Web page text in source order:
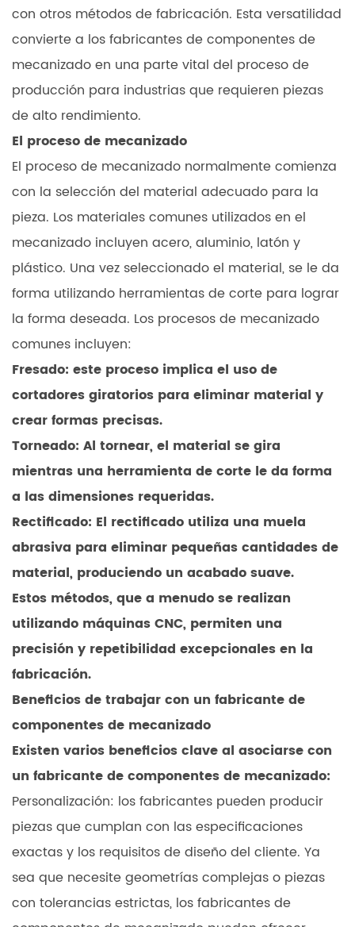
con otros métodos de fabricación. Esta versatilidad
convierte a los fabricantes de componentes de
mecanizado en una parte vital del proceso de
producción para industrias que requieren piezas
de alto rendimiento.
El proceso de mecanizado
El proceso de mecanizado normalmente comienza
con la selección del material adecuado para la
pieza. Los materiales comunes utilizados en el
mecanizado incluyen acero, aluminio, latón y
plástico. Una vez seleccionado el material, se le da
forma utilizando herramientas de corte para lograr
la forma deseada. Los procesos de mecanizado
comunes incluyen:
Fresado: este proceso implica el uso de
cortadores giratorios para eliminar material y
crear formas precisas.
Torneado: Al tornear, el material se gira
mientras una herramienta de corte le da forma
a las dimensiones requeridas.
Rectificado: El rectificado utiliza una muela
abrasiva para eliminar pequeñas cantidades de
material, produciendo un acabado suave.
Estos métodos, que a menudo se realizan
utilizando máquinas CNC, permiten una
precisión y repetibilidad excepcionales en la
fabricación.
Beneficios de trabajar con un fabricante de
componentes de mecanizado
Existen varios beneficios clave al asociarse con
un fabricante de componentes de mecanizado:
Personalización: los fabricantes pueden producir
piezas que cumplan con las especificaciones
exactas y los requisitos de diseño del cliente. Ya
sea que necesite geometrías complejas o piezas
con tolerancias estrictas, los fabricantes de